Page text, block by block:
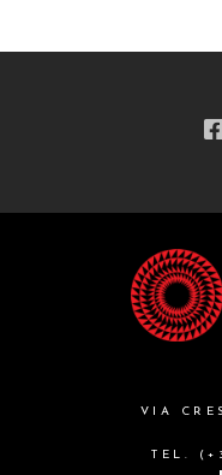
VIA
TEL.